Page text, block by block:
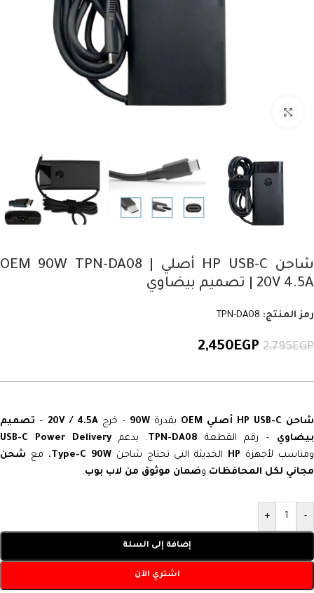
شاحن HP USB-C أصلي OEM 90W TPN-DA08 |
20V 4.5A | تصميم بيضاوي
رمز المنتج: TPN-DA08
2,795EGP
2,450EGP
شاحن HP USB-C أصلي OEM بقدرة 90W – خرج20V / 4.5A
– تصميم
بيضاوي – رقم القطعة TPN-DA08 . يدعمUSB-C Power Delivery
ومناسب لأجهزة HP الحديثة التي تحتاج شاحنType-C 90W ، مع شحن
مجاني لكل المحافظات وضمان موثوق من لاب بوب.
-
+
إضافة إلى السلة
اشتري الآن